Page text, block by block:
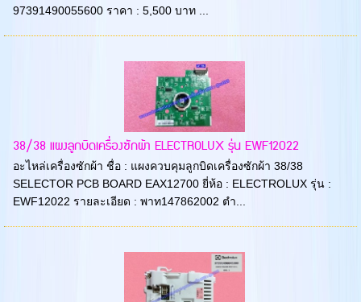
97391490055600 ราคา : 5,500 บาท ...
38/38 แผงลูกบิดเครื่องซักผ้า ELECTROLUX รุ่น EWF12022
อะไหล่เครื่องซักผ้า ชื่อ : แผงควบคุมลูกบิดเครื่องซักผ้า 38/38
SELECTOR PCB BOARD EAX12700 ยี่ห้อ : ELECTROLUX รุ่น :
EWF12022 รายละเอียด : พาท147862002 ตำ...